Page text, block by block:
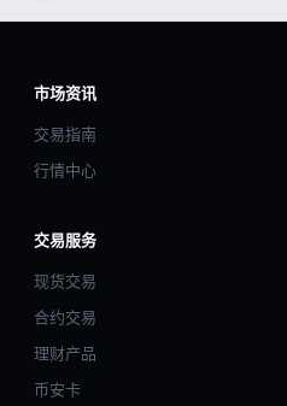
市场资讯
交易指南
行情中心
交易服务
现货交易
合约交易
理财产品
币安卡